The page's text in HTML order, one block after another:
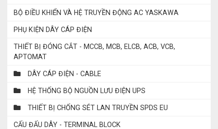
BỘ ĐIỀU KHIỂN VÀ HỆ TRUYỀN ĐỘNG AC YASKAWA
PHỤ KIỆN DÂY CÁP ĐIỆN
THIẾT BỊ ĐÓNG CẮT - MCCB, MCB, ELCB, ACB, VCB,
APTOMAT
DÂY CÁP ĐIỆN - CABLE
HỆ THỐNG BỘ NGUỒN LƯU ĐIỆN UPS
THIẾT BỊ CHỐNG SÉT LAN TRUYỀN SPDS EU
CẤU ĐẤU DÂY - TERMINAL BLOCK